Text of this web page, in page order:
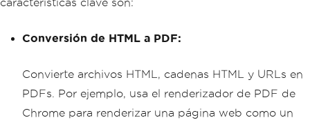
características clave son:
Conversión de HTML a PDF:
Convierte archivos HTML, cadenas HTML y URLs en
PDFs. Por ejemplo, usa el renderizador de PDF de
Chrome para renderizar una página web como un